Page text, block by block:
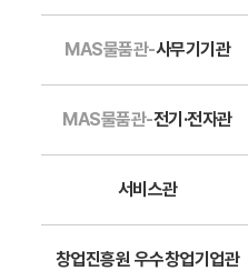
MAS물품관-사무기기관
MAS물품관-전기·전자관
서비스관
창업진흥원 우수창업기업관